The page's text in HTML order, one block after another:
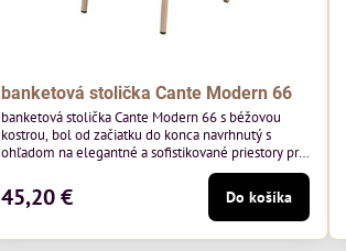
banketová stolička Cante Modern 66
banketová stolička Cante Modern 66 s béžovou
kostrou, bol od začiatku do konca navrhnutý s
ohľadom na elegantné a sofistikované priestory pre
pohostinstvá. Má béžový rám a čalúnenie Soro 02
od poľskej značky Davis – béžová farba s mäkkým
povrchom je ideálna do svetlých priestorov.
Stolička kombinuje klasický dizajn s modernou
funkčnosťou. Je odolná, pohodlná a pripravená na
45,20 € Do košíka